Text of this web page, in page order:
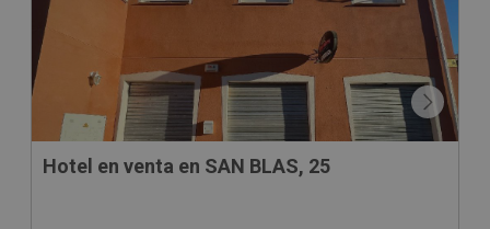
Hotel en venta en SAN BLAS, 25